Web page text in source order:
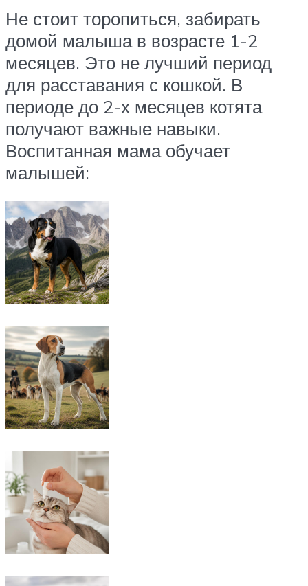
Не стоит торопиться, забирать
домой малыша в возрасте 1-2
месяцев. Это не лучший период
для расставания с кошкой. В
периоде до 2-х месяцев котята
получают важные навыки.
Воспитанная мама обучает
малышей: